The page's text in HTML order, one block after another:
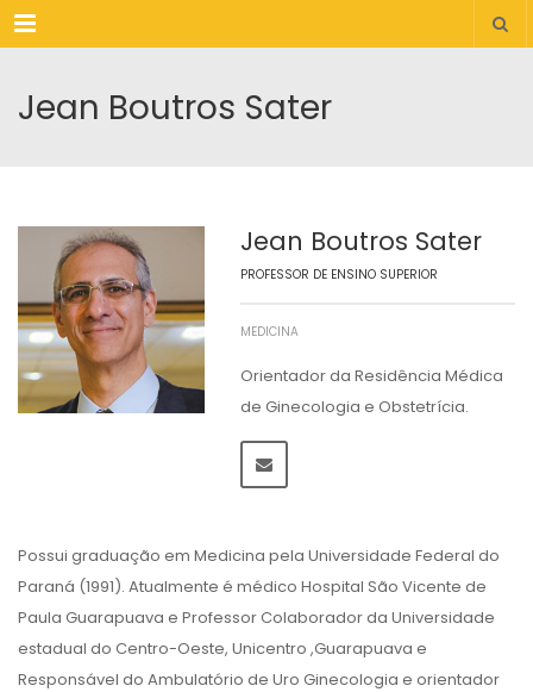
Menu
Jean Boutros Sater
Jean Boutros Sater
PROFESSOR DE ENSINO SUPERIOR
MEDICINA
Orientador da Residência Médica
de Ginecologia e Obstetrícia.
Possui graduação em Medicina pela Universidade Federal do
Paraná (1991). Atualmente é médico Hospital São Vicente de
Paula Guarapuava e Professor Colaborador da Universidade
estadual do Centro-Oeste, Unicentro ,Guarapuava e
Responsável do Ambulatório de Uro Ginecologia e orientador